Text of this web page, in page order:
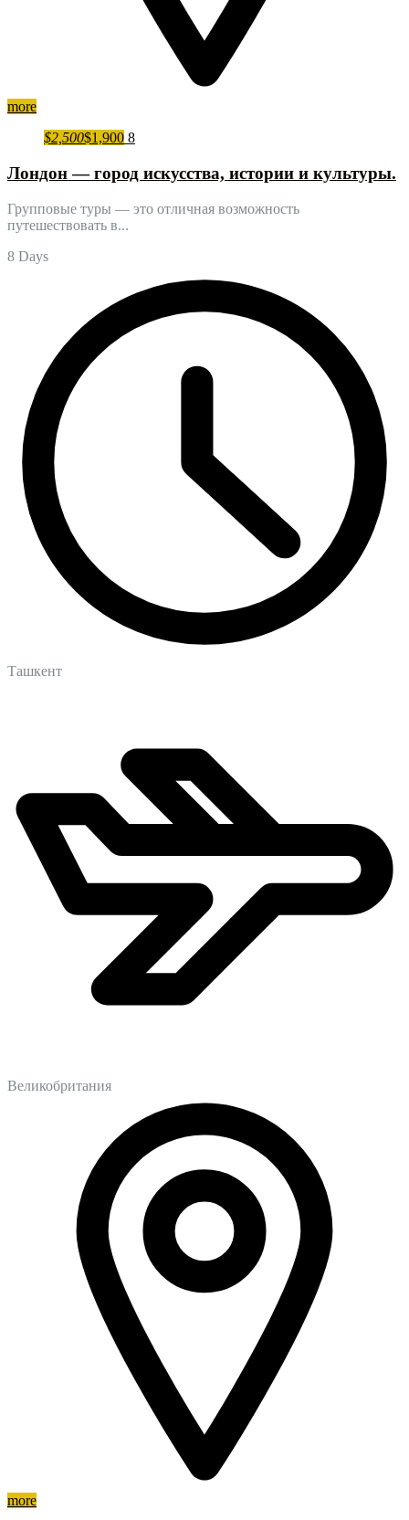
more
$2,500$1,900 8
Лондон — город искусства, истории и культуры.
Групповые туры — это отличная возможность
путешествовать в...
8 Days
Ташкент
Великобритания
more